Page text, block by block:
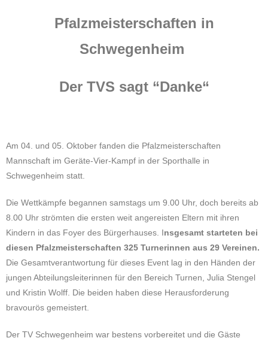
Pfalzmeisterschaften in
Schwegenheim
Der TVS sagt “Danke“
Am 04. und 05. Oktober fanden die Pfalzmeisterschaften
Mannschaft im Geräte-Vier-Kampf in der Sporthalle in
Schwegenheim statt.
Die Wettkämpfe begannen samstags um 9.00 Uhr, doch bereits ab
8.00 Uhr strömten die ersten weit angereisten Eltern mit ihren
Kindern in das Foyer des Bürgerhauses. Insgesamt starteten bei
diesen Pfalzmeisterschaften 325 Turnerinnen aus 29 Vereinen.
Die Gesamtverantwortung für dieses Event lag in den Händen der
jungen Abteilungsleiterinnen für den Bereich Turnen, Julia Stengel
und Kristin Wolff. Die beiden haben diese Herausforderung
bravourös gemeistert.
Der TV Schwegenheim war bestens vorbereitet und die Gäste